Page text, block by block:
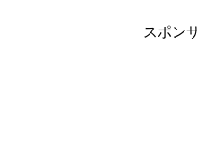
スポン